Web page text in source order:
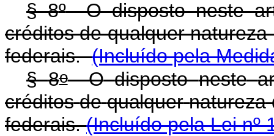
§ 8ºO disposto neste
créditos de qualquer
federais.(Incluído pela
§ 8oO disposto neste
créditos de qualquer natureza
federais.(Incluído pela Lei nº